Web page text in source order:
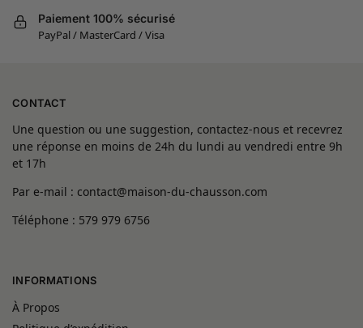
Paiement 100% sécurisé
PayPal / MasterCard / Visa
CONTACT
Une question ou une suggestion, contactez-nous et recevrez
une réponse en moins de 24h du lundi au vendredi entre 9h
et 17h
Par e-mail : contact@maison-du-chausson.com
Téléphone : 579 979 6756
INFORMATIONS
À Propos